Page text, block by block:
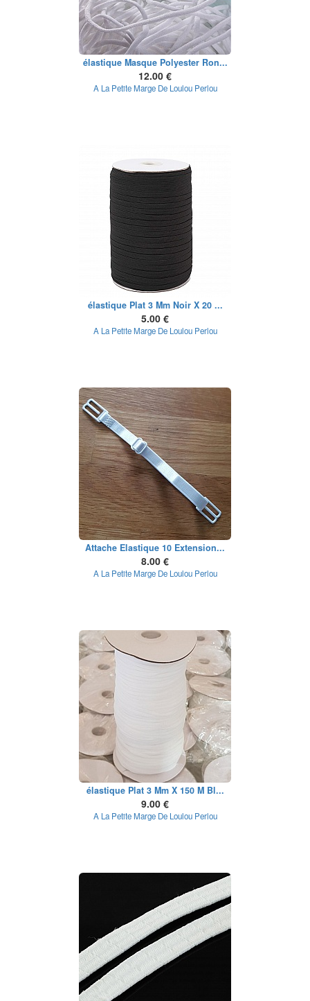
élastique Masque Polyester Ron...
12.00 €
A La Petite Marge De Loulou Perlou
élastique Plat 3 Mm Noir X 20 ...
5.00 €
A La Petite Marge De Loulou Perlou
Attache Elastique 10 Extension...
8.00 €
A La Petite Marge De Loulou Perlou
élastique Plat 3 Mm X 150 M Bl...
9.00 €
A La Petite Marge De Loulou Perlou